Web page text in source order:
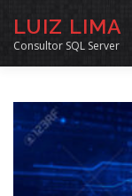
LUIZ LIMA
Consultor SQL Server
MENTORIA SQL
INÍCIO